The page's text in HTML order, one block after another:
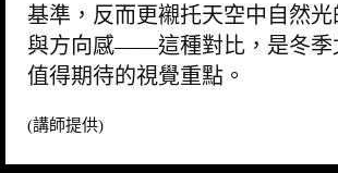
基準，反而更襯托天空中自然
與方向感——這種對比，是冬季
值得期待的視覺重點。
(講師提供)